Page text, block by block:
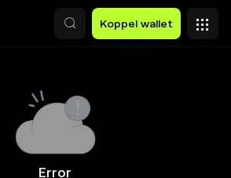
Koppel wallet
Error